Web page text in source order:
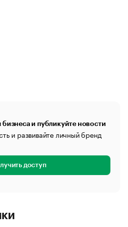
и публикуйте новости
и развивайте личный бренд
доступ